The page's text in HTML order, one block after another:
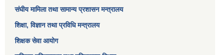
संघीय मामिला तथा सामान्य प्रशासन मन्त्रालय
शिक्षा, विज्ञान तथा प्रविधि मन्त्रालय
शिक्षक सेवा आयोग